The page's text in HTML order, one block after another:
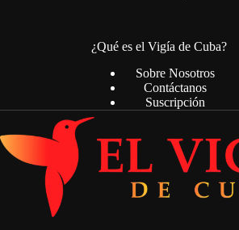
¿Qué es el Vigía de Cuba?
Sobre Nosotros
Contáctanos
Suscripción